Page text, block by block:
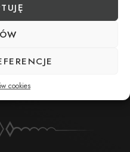
cookies
NEKROLOG
SMS